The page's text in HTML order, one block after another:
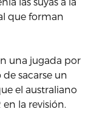
que forman
una jugada por
sacarse un
el australiano
la revisión.